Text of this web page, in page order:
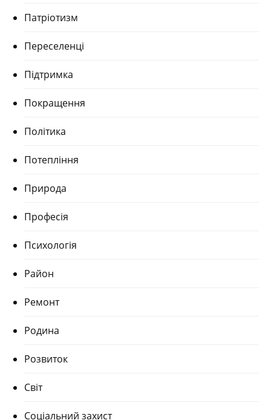
Патріотизм
Переселенці
Підтримка
Покращення
Політика
Потепління
Природа
Професія
Психологія
Район
Ремонт
Родина
Розвиток
Світ
Соціальний захист